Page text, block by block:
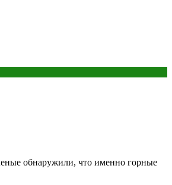
обнаружили, что именно горные